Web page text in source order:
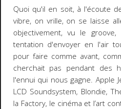
Quoi qu'il en soit, à l'écoute
vibre, on vrille, on se laisse
objectivement, vu le
tentation d'envoyer en l'air
pour faire comme avant,
cherchait pas pendant des
l'ennui qui nous gagne. Apple
LCD Soundsystem, Blondie,
la Factory, le cinéma et l’art